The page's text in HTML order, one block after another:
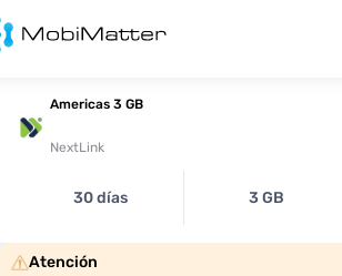
Americas 3 GB
NextLink
30 días 3 GB
Atención